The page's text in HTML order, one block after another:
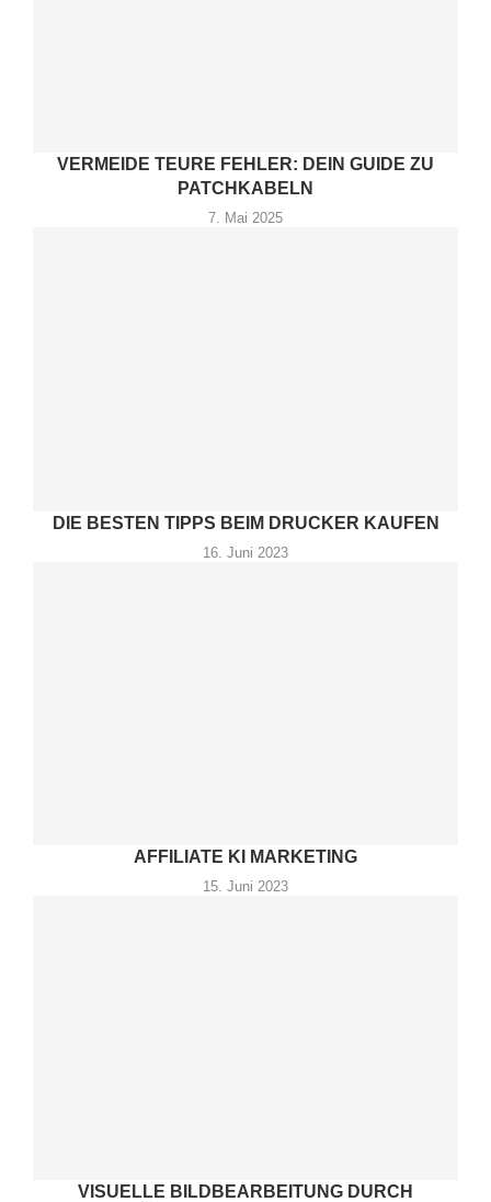
VERMEIDE TEURE FEHLER: DEIN GUIDE ZU
PATCHKABELN
7. Mai 2025
DIE BESTEN TIPPS BEIM DRUCKER KAUFEN
16. Juni 2023
AFFILIATE KI MARKETING
15. Juni 2023
VISUELLE BILDBEARBEITUNG DURCH